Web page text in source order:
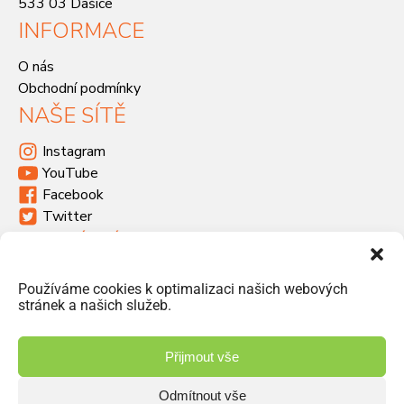
Používáme cookies k optimalizaci našich webových
stránek a našich služeb.
Přijmout vše
Odmítnout vše
INFORMACE
O nás
Obchodní podmínky
NAŠE SÍTĚ
Instagram
YouTube
Facebook
Twitter
Havlíčkova 46, 533 03 Dašice
+420 466 951 103